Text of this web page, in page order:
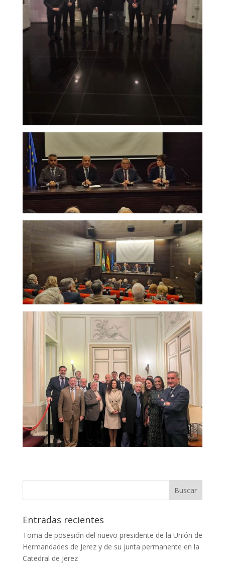
Entradas recientes
Toma de posesión del nuevo presidente de la Unión de
Hermandades de Jerez y de su junta permanente en la
Catedral de Jerez